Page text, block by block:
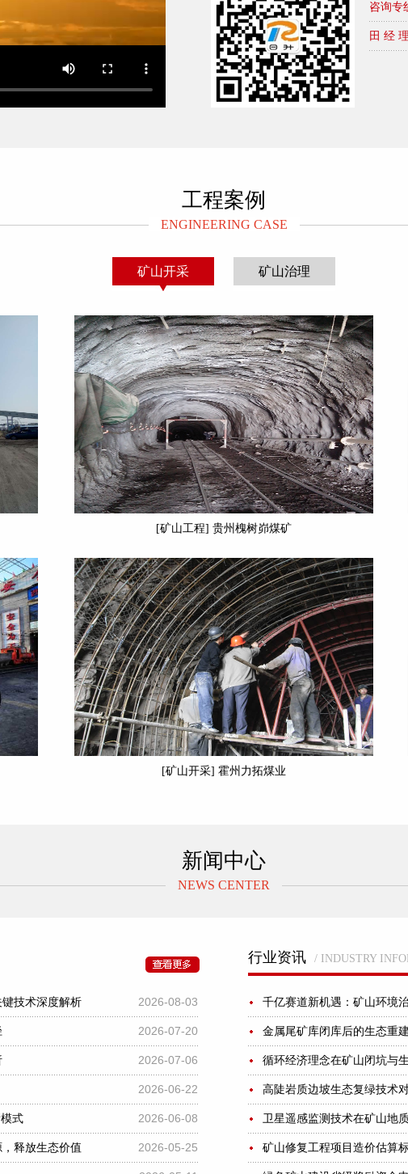
咨询专
田 经
集团、西部水泥集团等国内多家大型企业有业务上往来。
昇华广排污许可证 小微试点函件
工程案例
ENGINEERING CASE
矿山开采 矿山治理
[矿山工程] 贵州槐树峁煤矿
[矿山开采] 霍州力拓煤业
新闻中心
NEWS CENTER
2026-08-03
技术深度解析
2026-07-20
2026-07-06
2026-06-22
2026-06-08
式
2026-05-25
释放生态价值
行业资讯 / INDUSTRY
千亿赛道新机遇：矿山环境
金属尾矿库闭库后的生态重
循环经济理念在矿山闭坑与
高陡岩质边坡生态复绿技术
卫星遥感监测技术在矿山地
矿山修复工程项目造价估算